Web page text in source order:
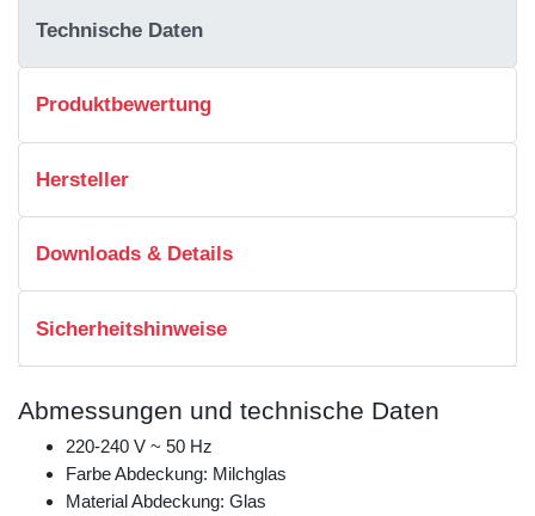
Technische Daten
Produktbewertung
Hersteller
Downloads & Details
Sicherheitshinweise
Abmessungen und technische Daten
220-240 V ~ 50 Hz
Farbe Abdeckung: Milchglas
Material Abdeckung: Glas